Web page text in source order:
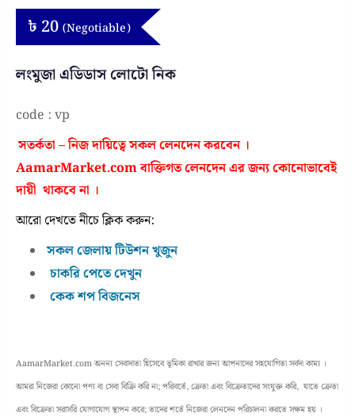
৳ 20 (Negotiable)
লংমুজা এডিডাস লোটো নিক
code : vp
সতর্কতা – নিজ দায়িত্বে সকল লেনদেন করবেন ।
AamarMarket.com বাক্তিগত লেনদেন এর জন্য কোনোভাবেই
দায়ী থাকবে না ।
আরো দেখতে নীচে ক্লিক করুন:
সকল জেলায় টিউশন খুজুন
চাকরি পেতে দেখুন
কেক শপ বিজনেস
AamarMarket.com অনন্য সেবাদাতা হিসেবে ভূমিকা রাখার জন্য আপনাদের সহযোগিতা সর্বদা কাম্য ।
আমরা নিজেরা কোনো পণ্য বা সেবা বিক্রি করি না; পরিবর্তে, ক্রেতা এবং বিক্রেতাদের সংযুক্ত করি, যাতে ক্রেতা
এবং বিক্রেতা সরাসরি যোগাযোগ স্থাপন করে; তাদের শর্তে নিজেরা লেনদেন পরিচালনা করতে সক্ষম হয় ।